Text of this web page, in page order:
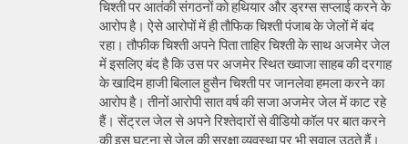
चिश्ती पर आतंकी संगठनों को हथियार और ड्रग्स सप्लाई करने के
आरोप है। ऐसे आरोपों में ही तौफिक चिश्ती पंजाब के जेलों में बंद
रहा। तौफीक चिश्ती अपने पिता ताहिर चिश्ती के साथ अजमेर जेल
में इसलिए बंद है कि उस पर अजमेर स्थित ख्वाजा साहब की दरगाह
के खादिम हाजी बिलाल हुसैन चिश्ती पर जानलेवा हमला करने का
आरोप है। तीनों आरोपी सात वर्ष की सजा अजमेर जेल में काट रहे
हैं। सेंट्रल जेल से अपने रिश्तेदारों से वीडियो कॉल पर बात करने
की इस घटना से जेल की सुरक्षा व्यवस्था पर भी सवाल उठते हैं।